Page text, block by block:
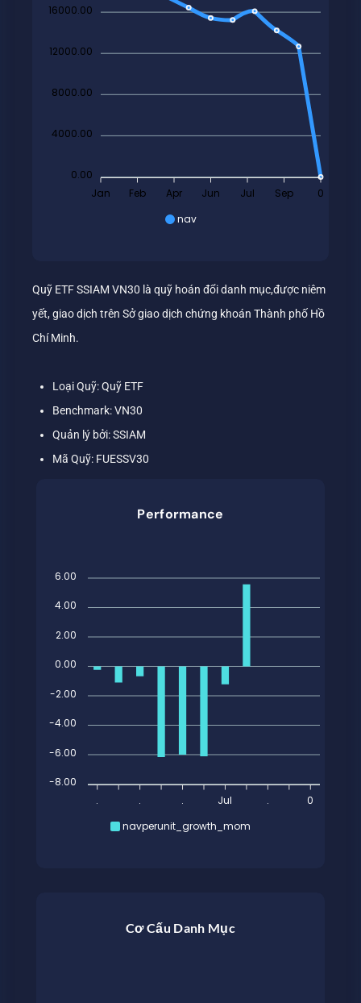
nav
16000.00
12000.00
8000.00
4000.00
0.00
Jan
Feb Apr Jun Jul Sep 0
Quỹ ETF SSIAM VN30 là quỹ hoán đổi danh mục,được niêm
yết, giao dịch trên Sở giao dịch chứng khoán Thành phố Hồ
Chí Minh.
Loại Quỹ: Quỹ ETF
Benchmark: VN30
Quản lý bởi: SSIAM
Mã Quỹ: FUESSV30
Performance
navperunit_growth_mom
6.00
4.00
2.00
0.00
-2.00
-4.00
-6.00
-8.00
.
. . Jul . 0
Cơ Cấu Danh Mục